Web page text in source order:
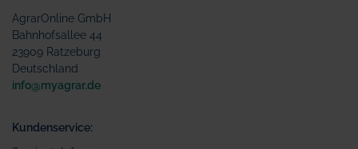
AgrarOnline GmbH
Bahnhofsallee 44
23909 Ratzeburg
Deutschland
info@myagrar.de
Kundenservice: